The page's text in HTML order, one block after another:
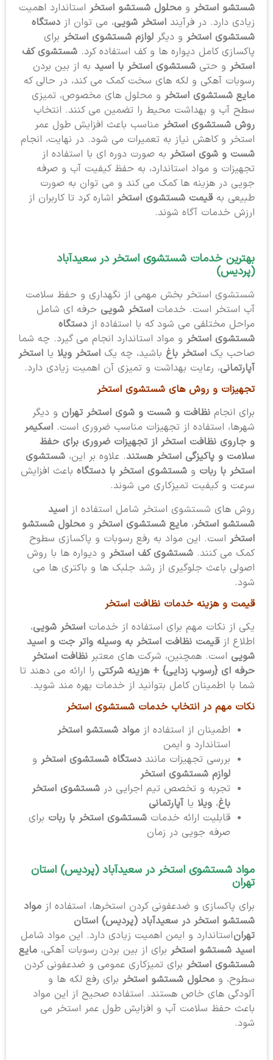
شستشو استخرو محلول شستشو استخراستاندارد اهمیت
زیادی دارد. در فرآیند استخر شویی، می توان از دستگاه
شستشوی استخرو دیگر لوازم شستشوی استخربرای
پاکسازی کامل دیواره ها و کف استفاده کرد. شستشوی کف
استخرو حتی شستشوی استخر با اسیدبه از بین بردن
رسوبات آهکی و لکه های سخت کمک می کند، در حالی که
مایع شستشوی استخرو محلول های مخصوص، تمیزی
سطح آب و بهداشت محیط را تضمین می کنند. انتخاب
روش شستشوی استخرمناسب باعث افزایش طول عمر
استخر و کاهش نیاز به تعمیرات می شود. در نهایت، انجام
شست و شوی استخربه صورت دوره ای با استفاده از
تجهیزات و مواد استاندارد، به حفظ کیفیت آب و صرفه
جویی در هزینه ها کمک می کند و می توان به صورت
طبیعی به قیمت شستشوی استخراشاره کرد تا کاربران از
ارزش خدمات آگاه شوند.
بهترین خدمات شستشوی استخر در سعیدآباد
(پردیس)
شستشوی استخر بخش مهمی از نگهداری و حفظ سلامت
آب استخر است. خدمات استخر شوییحرفه ای شامل
مراحل مختلفی می شود که با استفاده از دستگاه
شستشوی استخرو مواد استاندارد انجام می گیرد. چه شما
صاحب یک استخر باغباشید، چه یک استخر ویلایا استخر
آپارتمانی، رعایت بهداشت و تمیزی آن اهمیت زیادی دارد.
تجهیزات و روش های شستشوی استخر
برای انجام نظافت و شست و شوی استخر تهرانو دیگر
شهرها، استفاده از تجهیزات مناسب ضروری است. اسکیمر
و جاروی نظافت استخر از تجهیزات ضروری برای حفظ
سلامت و پاکیزگی استخر هستند. علاوه بر این، شستشوی
استخر با رباتو شستشوی استخر با دستگاهباعث افزایش
سرعت و کیفیت تمیزکاری می شوند.
روش های شستشوی استخر شامل استفاده از اسید
شستشو استخر، مایع شستشوی استخرو محلول شستشو
استخراست. این مواد به رفع رسوبات و پاکسازی سطوح
کمک می کنند. شستشوی کف استخرو دیواره ها با روش
اصولی باعث جلوگیری از رشد جلبک ها و باکتری ها می
شود.
قیمت و هزینه خدمات نظافت استخر
یکی از نکات مهم برای استفاده از خدمات استخر شویی،
اطلاع از قیمت نظافت استخر به وسیله واتر جت و اسید
شوییاست. همچنین، شرکت های معتبر نظافت استخر
حرفه ای {رسوب زدایی} + هزینه شرکتیرا ارائه می دهند تا
شما با اطمینان کامل بتوانید از خدمات بهره مند شوید.
نکات مهم در انتخاب خدمات شستشوی استخر
اطمینان از استفاده از مواد شستشو استخر
استاندارد و ایمن
بررسی تجهیزات مانند دستگاه شستشوی استخرو
لوازم شستشوی استخر
تجربه و تخصص تیم اجرایی در شستشوی استخر
باغ، ویلایا آپارتمانی
قابلیت ارائه خدمات شستشوی استخر با رباتبرای
صرفه جویی در زمان
مواد شستشوی استخر در سعیدآباد (پردیس) استان
تهران
برای پاکسازی و ضدعفونی کردن استخرها، استفاده از مواد
شستشو استخر در سعیدآباد (پردیس) استان
تهراناستاندارد و ایمن اهمیت زیادی دارد. این مواد شامل
اسید شستشو استخربرای از بین بردن رسوبات آهکی، مایع
شستشوی استخربرای تمیزکاری عمومی و ضدعفونی کردن
سطوح، و محلول شستشو استخربرای رفع لکه ها و
آلودگی های خاص هستند. استفاده صحیح از این مواد
باعث حفظ سلامت آب و افزایش طول عمر استخر می
شود.